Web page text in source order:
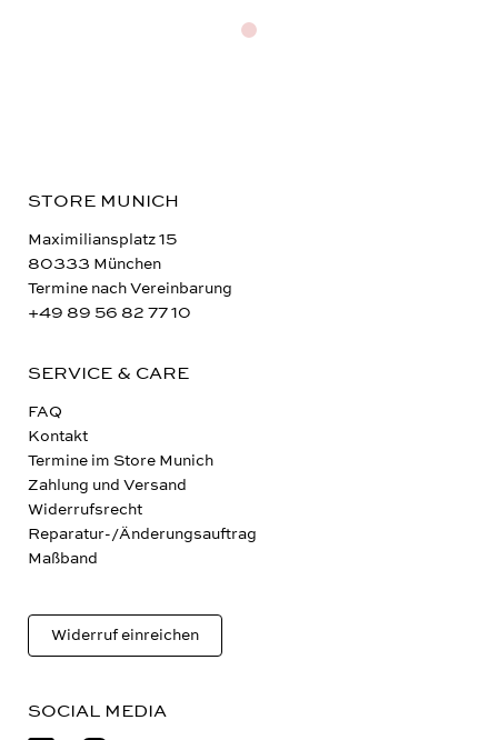
STORE MUNICH
Maximiliansplatz 15
80333 München
Termine nach Vereinbarung
+49 89 56 82 77 10
SERVICE & CARE
FAQ
Kontakt
Termine im Store Munich
Zahlung und Versand
Widerrufsrecht
Reparatur-/Änderungsauftrag
Maßband
Widerruf einreichen
SOCIAL MEDIA